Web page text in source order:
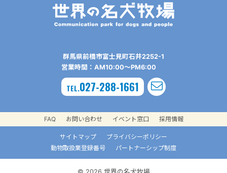
群⾺県前橋市富⼠⾒町⽯井2252-1
営業時間：AM10:00〜PM6:00
TEL.027-288-1661
FAQ お問い合わせ イベント窓口 採用情報
サイトマップ
プライバシーポリシー
動物取扱業登録番号
パートナーシップ制度